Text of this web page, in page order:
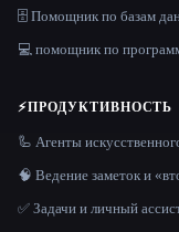
🗄️ Помощник по базам
💻 помощник по
⚡ПРОДУКТИВНОСТЬ
🦾 Агенты
🧠 Ведение заметок и
✅ Задачи и личный